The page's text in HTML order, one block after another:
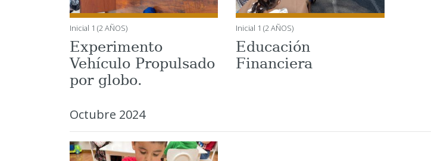
Inicial 1 (2 AÑOS)
Experimento
Vehículo Propulsado
por globo.
Inicial 1 (2 AÑOS)
Educación
Financiera
Octubre 2024